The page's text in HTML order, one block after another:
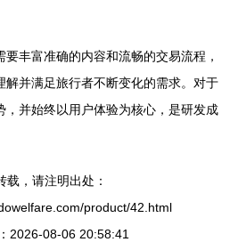
丰富准确的内容和流畅的交易流程，
解并满足旅行者不断变化的需求。对于
，并始终以用户体验为核心，是研发成
载，请注明出处：
product/42.html
2026-08-06 20:58:41